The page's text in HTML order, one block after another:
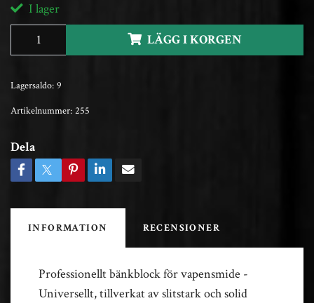
I lager
LÄGG I KORGEN
Lagersaldo: 9
Artikelnummer: 255
Dela
INFORMATION RECENSIONER
Professionellt bänkblock för vapensmide -
Universellt, tillverkat av slitstark och solid